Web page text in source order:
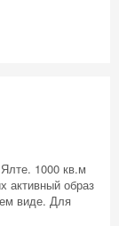
1000 кв.м
активный образ
виде. Для